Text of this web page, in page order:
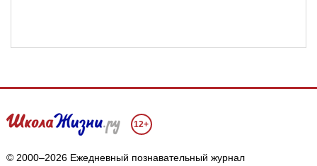
12+
© 2000–2026 Ежедневный познавательный журнал